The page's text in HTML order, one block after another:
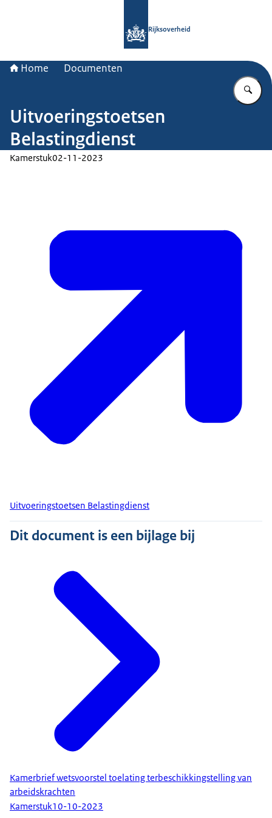
Rijksoverheid
Home Documenten
Uitvoeringstoetsen
Belastingdienst
Kamerstuk02-11-2023
Uitvoeringstoetsen Belastingdienst
Dit document is een bijlage bij
Kamerbrief wetsvoorstel toelating terbeschikkingstelling van
arbeidskrachten
Kamerstuk10-10-2023